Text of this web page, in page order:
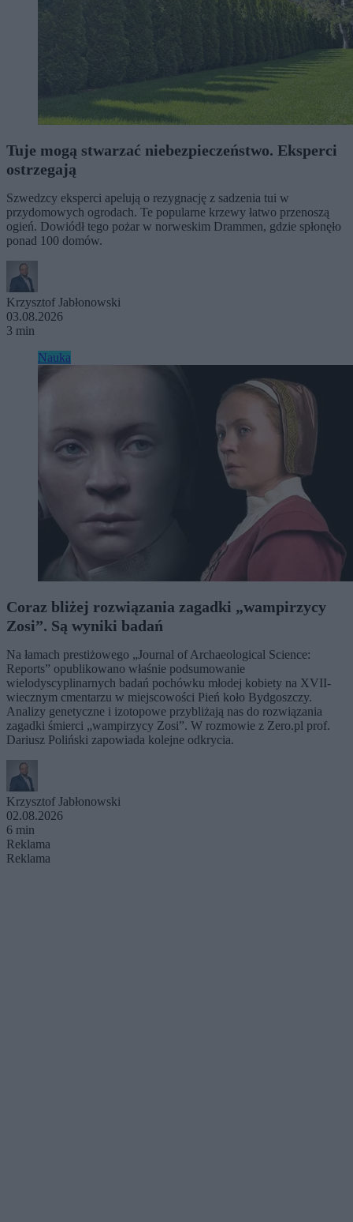
Tuje mogą stwarzać niebezpieczeństwo. Eksperci
ostrzegają
Szwedzcy eksperci apelują o rezygnację z sadzenia tui w
przydomowych ogrodach. Te popularne krzewy łatwo przenoszą
ogień. Dowiódł tego pożar w norweskim Drammen, gdzie spłonęło
ponad 100 domów.
Krzysztof Jabłonowski
03.08.2026
3 min
Nauka
Coraz bliżej rozwiązania zagadki „wampirzycy
Zosi”. Są wyniki badań
Na łamach prestiżowego „Journal of Archaeological Science:
Reports” opublikowano właśnie podsumowanie
wielodyscyplinarnych badań pochówku młodej kobiety na XVII-
wiecznym cmentarzu w miejscowości Pień koło Bydgoszczy.
Analizy genetyczne i izotopowe przybliżają nas do rozwiązania
zagadki śmierci „wampirzycy Zosi”. W rozmowie z Zero.pl prof.
Dariusz Poliński zapowiada kolejne odkrycia.
Krzysztof Jabłonowski
02.08.2026
6 min
Reklama
Reklama